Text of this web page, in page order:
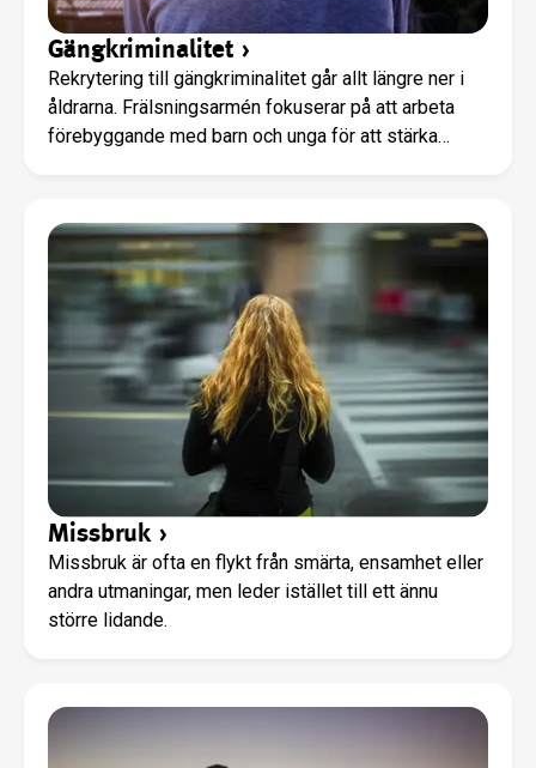
Gängkriminalitet ›
Rekrytering till gängkriminalitet går allt längre ner i
åldrarna. Frälsningsarmén fokuserar på att arbeta
förebyggande med barn och unga för att stärka
atmosfär med trygga förebilder kämpar vi för att
barnen ska finna nödvändig bekräftelse hos oss i
stället för ute på gatan. Vi stöttar även barnens
föräldrar med föräldrakurser och familjeutflykter.
Missbruk ›
Missbruk är ofta en flykt från smärta, ensamhet eller
andra utmaningar, men leder istället till ett ännu
större lidande.